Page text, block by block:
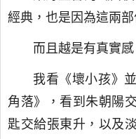
經典，也是因為這兩
而且越是有真實
我看《壞小孩》
角落》，看到朱朝陽
匙交給張東升，以及